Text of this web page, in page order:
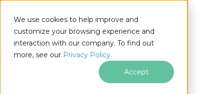
We use cookies to help improve and
customize your browsing experience and
interaction with our company. To find out
more, see our Privacy Policy.
Accept
.NET